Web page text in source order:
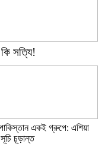
কি সত্যি!
একই গ্রুপে: এশিয়া
চূড়ান্ত